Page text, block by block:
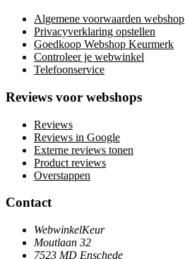
Algemene voorwaarden webshop
Privacyverklaring opstellen
Goedkoop Webshop Keurmerk
Controleer je webwinkel
Telefoonservice
Reviews voor webshops
Reviews
Reviews in Google
Externe reviews tonen
Product reviews
Overstappen
Contact
WebwinkelKeur
Moutlaan 32
7523 MD Enschede